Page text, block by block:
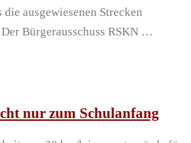
ausgewiesenen Strecken
Bürgerausschuss RSKN …
nur zum Schulanfang